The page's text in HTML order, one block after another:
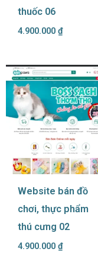
thuốc 06
4.900.000 ₫
Website bán đồ
chơi, thực phẩm
thú cưng 02
4.900.000 ₫